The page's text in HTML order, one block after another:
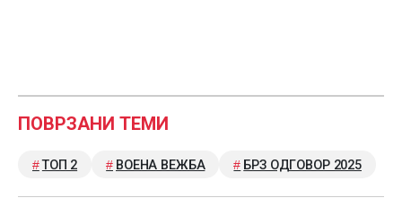
ПОВРЗАНИ ТЕМИ
ТОП 2 ВОЕНА ВЕЖБА БРЗ ОДГОВОР 2025